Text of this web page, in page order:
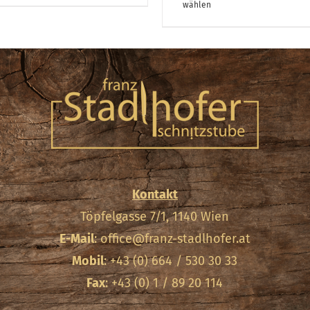
Varianten
auf.
Die
Optionen
können
auf
der
Produktseite
gewählt
werden
wählen
mehrere
auf.
Die
Optionen
können
auf
der
gewählt
werden
Kontakt
Töpfelgasse 7/1, 1140 Wien
E-Mail:office@franz-stadlhofer.at
Mobil: +43 (0) 664 / 530 30 33
Fax: +43 (0) 1 / 89 20 114